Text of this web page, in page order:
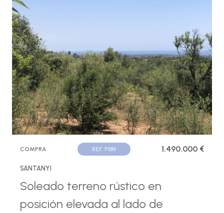
COMPRA REF. F1189 1.490.000 €
SANTANYI
Soleado terreno rústico en
posición elevada al lado de